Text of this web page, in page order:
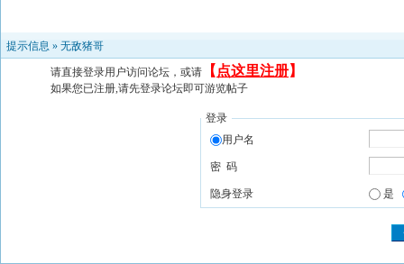
提示信息 » 无敌猪哥
请直接登录用户访问论坛，或请 【 点这里注册】
如果您已注册,请先登录论坛即可游览帖子
登录
用户名
密 码
隐身登录 是